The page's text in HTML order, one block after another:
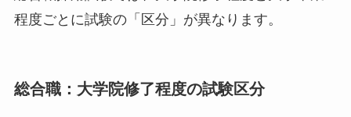
程度ごとに試験の「区分」が異なります。
総合職：大学院修了程度の試験区分